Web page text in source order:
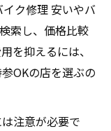
して任せるコ
備店の基準
られるか検証
ク修理 安いやバ
索し、価格比較
を抑えるには、
OKの店を選ぶの
注意が必要で